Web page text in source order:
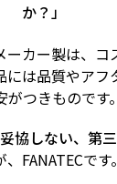
か？」
カー製は、コ
には品質やアフ
がつきものです。
協しない、第三
FANATECです。